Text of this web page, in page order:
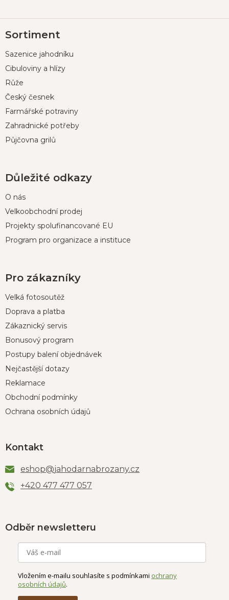
á
a
Sortiment
Sazenice jahodníku
Cibuloviny a hlízy
Růže
Český česnek
Farmářské potraviny
Zahradnické potřeby
Půjčovna grilů
Důležité odkazy
O nás
Velkoobchodní prodej
Projekty spolufinancované EU
Program pro organizace a instituce
Pro zákazníky
Velká fotosoutěž
Doprava a platba
Zákaznický servis
Bonusový program
Postupy balení objednávek
Nejčastější dotazy
Reklamace
Obchodní podmínky
Ochrana osobních údajů
Kontakt
eshop@jahodarnabrozany.cz
+420 477 477 057
Odběr newsletteru
Vložením e-mailu souhlasíte s podmínkami ochrany
osobních údajů.